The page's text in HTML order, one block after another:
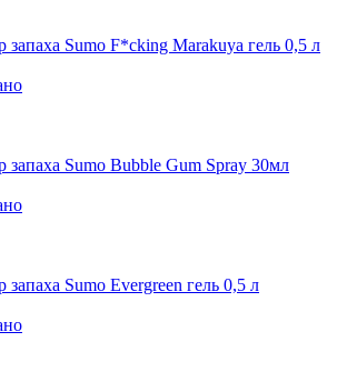
запаха Sumo F*cking Marakuya гель 0,5 л
запаха Sumo Bubble Gum Spray 30мл
запаха Sumo Evergreen гель 0,5 л